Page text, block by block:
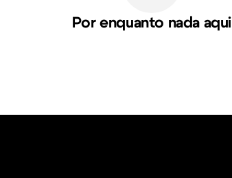
Por enquanto nada aqui